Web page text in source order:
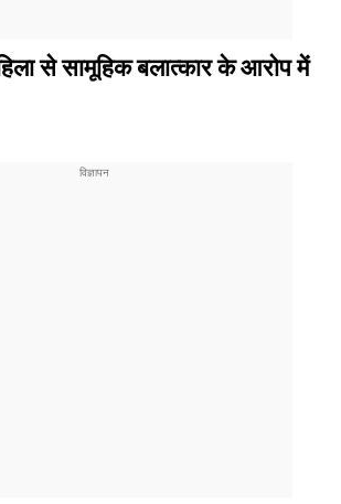
से सामूहिक बलात्कार के आरोप में